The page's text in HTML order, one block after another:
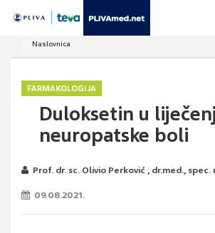
Naslovnica
FARMAKOLOGIJA
Duloksetin u
neuropatske boli
Prof. dr. sc. Olivio Perković , dr.med., spec.
09.08.2021.